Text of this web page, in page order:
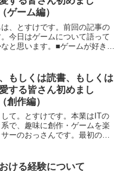
ゲーム編）
は、とすけです。前回の記事の
今日はゲームについて語って
と思います。■ゲームが好きな
ていければと考えてます。この
ゲームの話をす...
もしくは読書、もしくは
する皆さん初めまし
創作編）
て。とすけです。本業はITの
で、趣味に創作・ゲームを楽
サーのおっさんです。最初の活
まとめていきたいなと思いま
ける経験について